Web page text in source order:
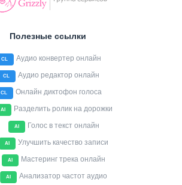
Полезные ссылки
CL Аудио конвертер онлайн
CL Аудио редактор онлайн
CL Онлайн диктофон голоса
AI Разделить ролик на дорожки
AI Голос в текст онлайн
AI Улучшить качество записи
AI Мастеринг трека онлайн
AI Анализатор частот аудио